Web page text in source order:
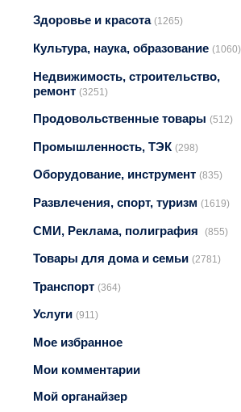
Здоровье и красота (1265)
Культура, наука, образование (1060)
Недвижимость, строительство,
ремонт (3251)
Продовольственные товары (512)
Промышленность, ТЭК (298)
Оборудование, инструмент (835)
Развлечения, спорт, туризм (1619)
СМИ, Реклама, полиграфия (855)
Товары для дома и семьи (2781)
Транспорт (364)
Услуги (911)
Мое избранное
Мои комментарии
Мой органайзер